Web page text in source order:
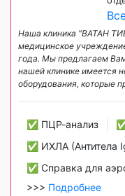
Наша клиника "ВАТАН
медицинское
года. Мы предлагаем
нашей клинике имеется
оборудования, которые
✅ ПЦР-анализ
✅ ИХЛА (Антитела
✅ Справка для
>>> Подробнее